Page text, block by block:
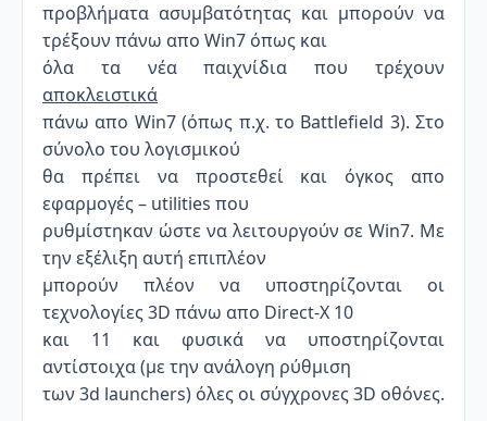
προβλήματα ασυμβατότητας και μπορούν να
τρέξουν πάνω απο Win7 όπως και
όλα τα νέα παιχνίδια που τρέχουν
αποκλειστικά
πάνω απο Win7 (όπως π.χ. το Battlefield 3). Στο
σύνολο του λογισμικού
θα πρέπει να προστεθεί και όγκος απο
εφαρμογές – utilities που
ρυθμίστηκαν ώστε να λειτουργούν σε Win7. Με
την εξέλιξη αυτή επιπλέον
μπορούν πλέον να υποστηρίζονται οι
τεχνολογίες 3D πάνω απο Direct-X 10
και 11 και φυσικά να υποστηρίζονται
αντίστοιχα (με την ανάλογη ρύθμιση
των 3d launchers) όλες οι σύγχρονες 3D οθόνες.